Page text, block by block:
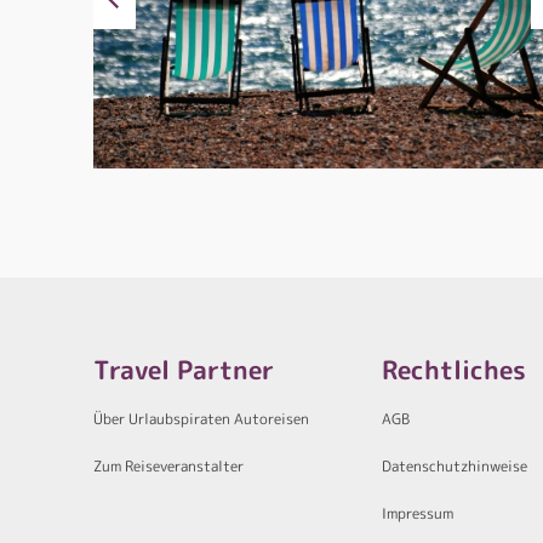
Travel Partner
Über Urlaubspiraten Autoreisen
Zum Reiseveranstalter
Rechtliches
AGB
Datenschutzhinweise
Impressum